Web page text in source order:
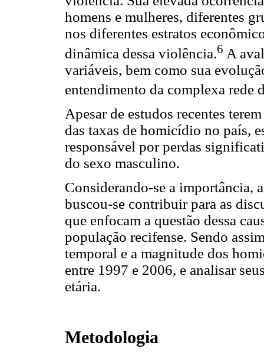
homens e mulheres, diferentes
nos diferentes estratos
dinâmica dessa violência.6 A
variáveis, bem como sua
entendimento da complexa rede
Apesar de estudos recentes
das taxas de homicídio no país,
responsável por perdas
do sexo masculino.
Considerando-se a importância,
buscou-se contribuir para as
que enfocam a questão dessa
população recifense. Sendo
temporal e a magnitude dos
entre 1997 e 2006, e analisar
etária.
Metodologia